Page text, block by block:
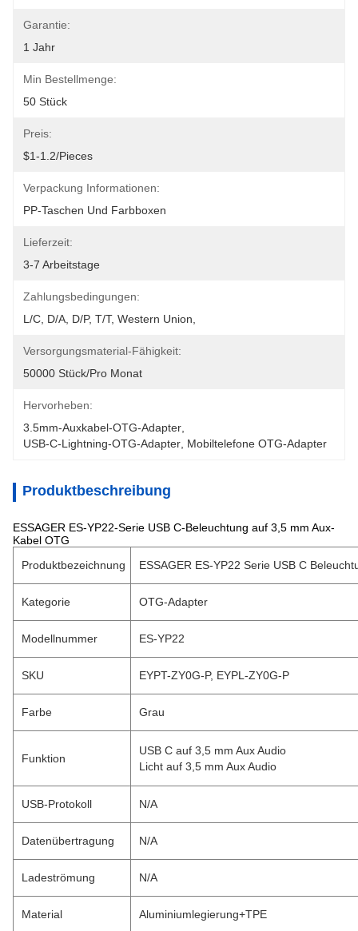
Garantie:
1 Jahr
Min Bestellmenge:
50 Stück
Preis:
$1-1.2/pieces
Verpackung Informationen:
PP-Taschen Und Farbboxen
Lieferzeit:
3-7 Arbeitstage
Zahlungsbedingungen:
L/C, D/A, D/P, T/T, Western Union,
Versorgungsmaterial-Fähigkeit:
50000 Stück/pro Monat
Hervorheben:
3.5mm-Auxkabel-OTG-Adapter
USB-C-Lightning-OTG-Adapter Mobiltelefone OTG-Adapter
Produktbeschreibung
ESSAGER ES-YP22-Serie USB C-Beleuchtung auf 3,5 mm Aux-
Kabel OTG
Produktbezeichnung
ESSAGER ES-YP22 Serie USB C
Kategorie OTG-Adapter
Modellnummer ES-YP22
SKU EYPT-ZY0G-P, EYPL-ZY0G-P
Farbe Grau
Funktion
USB C auf 3,5 mm Aux Audio
Licht auf 3,5 mm Aux Audio
USB-Protokoll N/A
Datenübertragung N/A
Ladeströmung N/A
Material Aluminiumlegierung+TPE